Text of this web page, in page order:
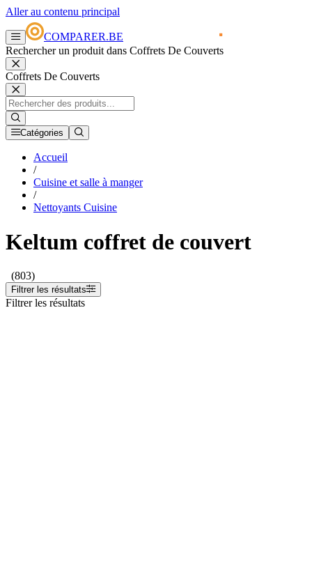
Aller au contenu principal
COMPARER.BE
Rechercher un produit dans Coffrets De Couverts
Coffrets De Couverts
Catégories
Accueil
/
Cuisine et salle à manger
/
Nettoyants Cuisine
Keltum coffret de couvert
(803)
Filtrer les résultats
Filtrer les résultats